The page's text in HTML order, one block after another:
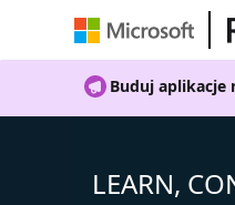
Buduj aplikacje
LEARN,